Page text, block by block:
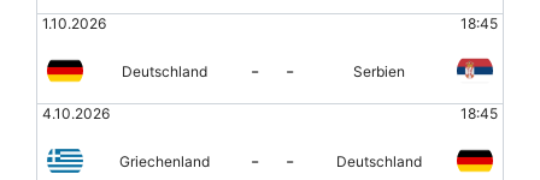
1.10.2026 18:45
Deutschland - - Serbien
4.10.2026 18:45
Griechenland - - Deutschland